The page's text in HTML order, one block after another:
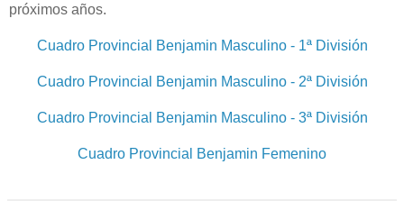
próximos años.
Cuadro Provincial Benjamin Masculino - 1ª División
Cuadro Provincial Benjamin Masculino - 2ª División
Cuadro Provincial Benjamin Masculino - 3ª División
Cuadro Provincial Benjamin Femenino